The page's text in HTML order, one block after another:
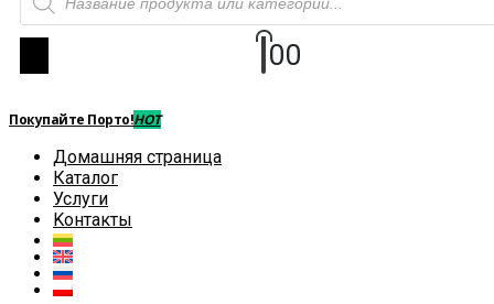
00
Покупайте Порто!HOT
Домашняя страница
Каталог
Услуги
Kонтакты